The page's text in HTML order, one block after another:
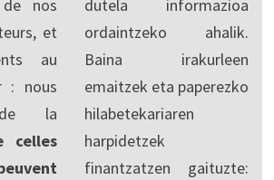
nos
et
au
: nous
de la
celles
dutela informazioa
ordaintzeko ahalik.
Baina irakurleen
emaitzek eta paperezko
hilabetekariaren
harpidetzek
finantzatzen gaituzte: